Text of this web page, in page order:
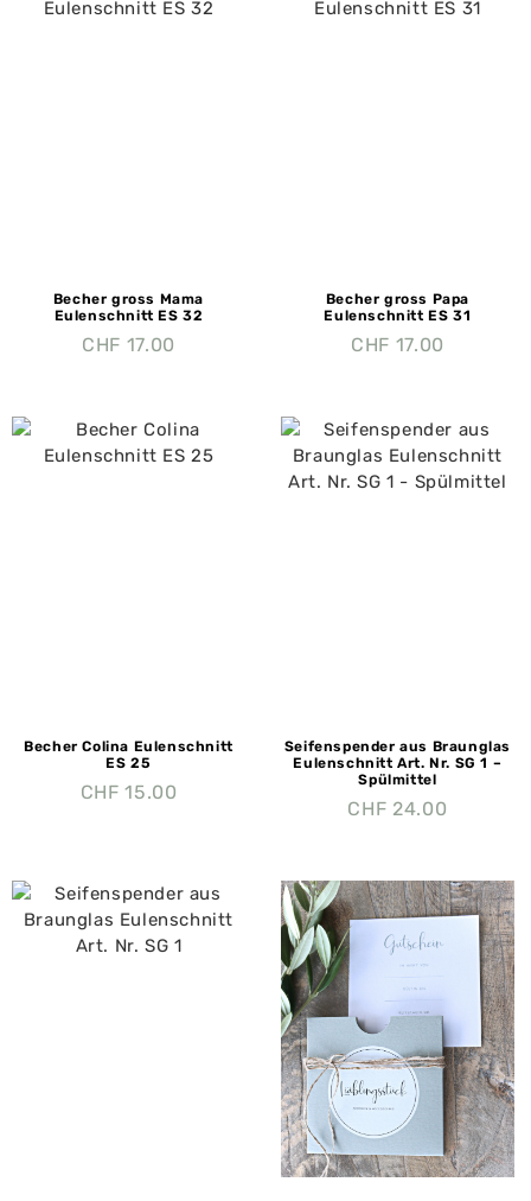
Becher gross Mama
Eulenschnitt ES 32
CHF 17.00
Becher gross Papa
Eulenschnitt ES 31
CHF 17.00
Becher Colina Eulenschnitt
ES 25
CHF 15.00
Seifenspender aus Braunglas
Eulenschnitt Art. Nr. SG 1 –
Spülmittel
CHF 24.00